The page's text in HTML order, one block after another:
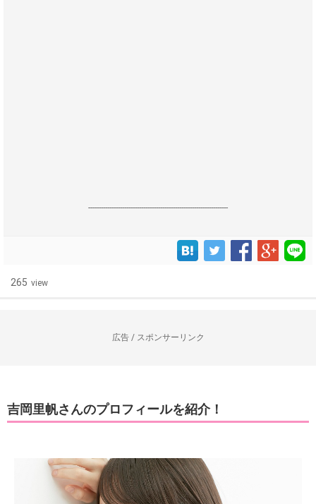
------------------------------------------------------------------
265 view
広告 / スポンサーリンク
吉岡里帆さんのプロフィールを紹介！